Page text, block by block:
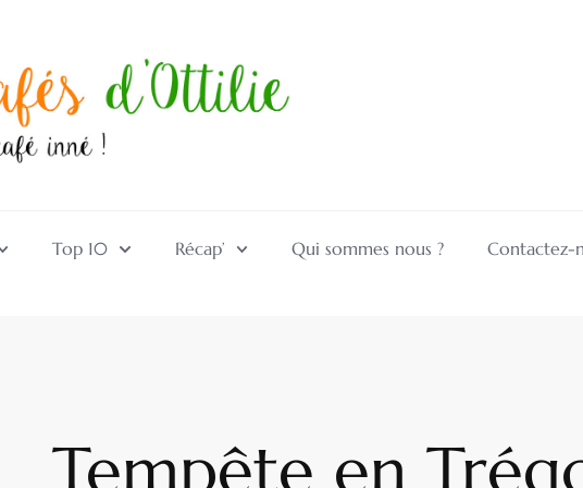
Top 10 Récap’ Qui sommes nous ? Contactez-
Tempête en